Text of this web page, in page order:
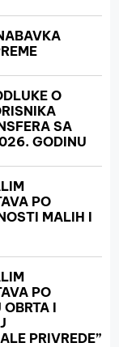
O
SA
GODINU
PO
MALIH I
PO
I
PRIVREDE”